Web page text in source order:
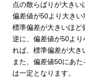
点の散らばりが大きい
偏差値が50より大きい
標準偏差が大きいほど
逆に、偏差値が50よ
れば、標準偏差が大き
また、偏差値50にあ
は一定となります。